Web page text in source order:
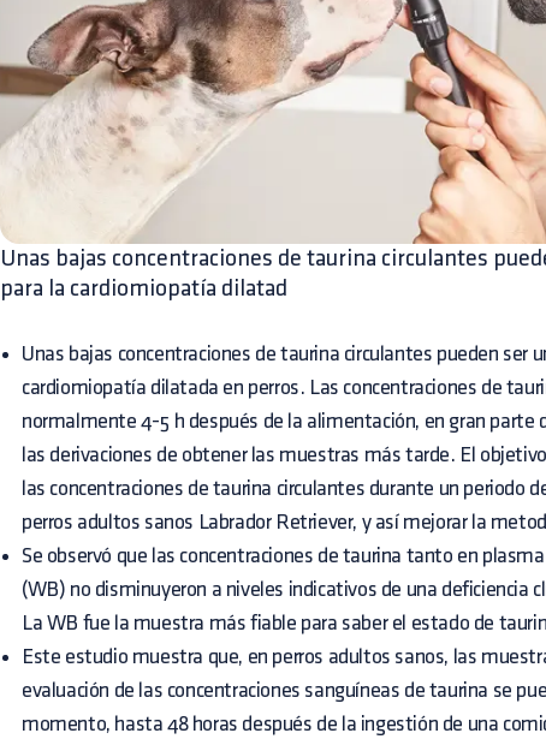
Unas bajas concentraciones de taurina circulantes
para la cardiomiopatía dilatad
Unas bajas concentraciones de taurina circulantes pueden ser
cardiomiopatía dilatada en perros. Las concentraciones de
normalmente 4-5 h después de la alimentación, en gran parte
las derivaciones de obtener las muestras más tarde. El
las concentraciones de taurina circulantes durante un periodo
perros adultos sanos Labrador Retriever, y así mejorar la
Se observó que las concentraciones de taurina tanto en
(WB) no disminuyeron a niveles indicativos de una deficiencia
La WB fue la muestra más fiable para saber el estado de
Este estudio muestra que, en perros adultos sanos, las
evaluación de las concentraciones sanguíneas de taurina se
momento, hasta 48 horas después de la ingestión de una